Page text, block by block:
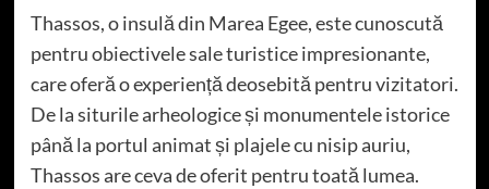
Thassos, o insulă din Marea Egee, este cunoscută
pentru obiectivele sale turistice impresionante,
care oferă o experiență deosebită pentru vizitatori.
De la siturile arheologice și monumentele istorice
până la portul animat și plajele cu nisip auriu,
Thassos are ceva de oferit pentru toată lumea.